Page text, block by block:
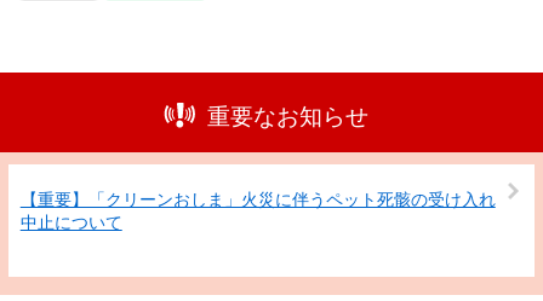
重要なお知らせ
【重要】「クリーンおしま」火災に伴うペット死骸の受け入れ
中止について